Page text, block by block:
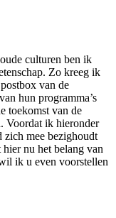
culturen ben ik
Zo kreeg ik
van de
hun programma’s
toekomst van de
Voordat ik hieronder
zich mee bezighoudt
nu het belang van
ik u even voorstellen